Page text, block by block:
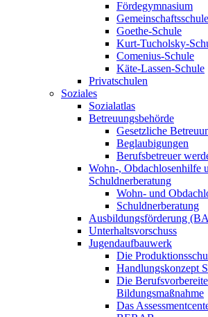
Fördegymnasium
Goethe-Schule
Kurt-Tucholsky-
Comenius-Schule
Käte-Lassen-Schule
Privatschulen
Soziales
Sozialatlas
Betreuungsbehörde
Gesetzliche
Beglaubigungen
Berufsbetreuer
Wohn-, Obdachlosenhilfe
Schuldnerberatung
Wohn- und
Schuldnerberatung
Ausbildungsförderung
Unterhaltsvorschuss
Jugendaufbauwerk
Die
Handlungskonzept
Die
Bildungsmaßnahme
Das